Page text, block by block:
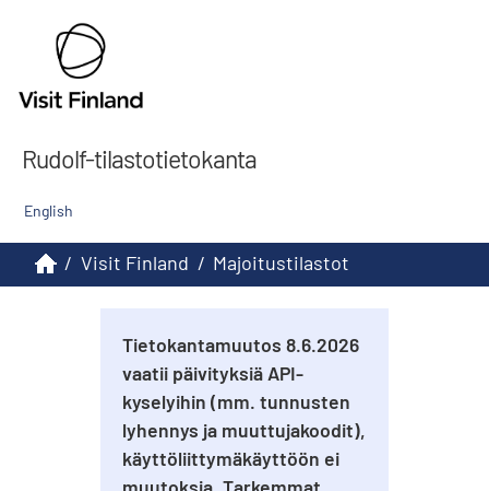
Rudolf-tilastotietokanta
English
/ Visit Finland / Majoitustilastot
Tietokantamuutos 8.6.2026
vaatii päivityksiä API-
kyselyihin (mm. tunnusten
lyhennys ja muuttujakoodit),
käyttöliittymäkäyttöön ei